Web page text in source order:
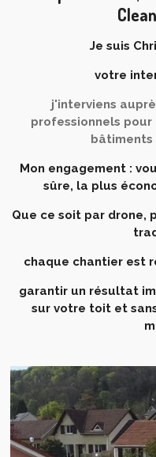
Je suis
votre
j'interviens
professionnels
bâtiments
Mon engagement :
sûre, la plus
Que ce soit par drone,
chaque chantier est
garantir un résultat
sur votre toit et